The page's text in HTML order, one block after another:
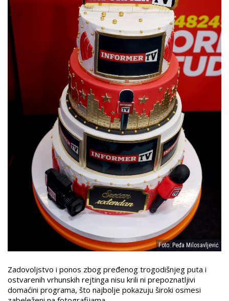
Foto: Peđa Milosavljević
Zadovoljstvo i ponos zbog pređenog trogodišnjeg puta i
ostvarenih vrhunskih rejtinga nisu krili ni prepoznatljivi
domaćini programa, što najbolje pokazuju široki osmesi